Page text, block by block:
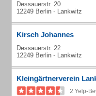
Dessauerstr. 20
12249 Berlin - Lankwitz
Kirsch Johannes
Dessauerstr. 22
12249 Berlin - Lankwitz
Kleingärtnerverein
2 Yelp-